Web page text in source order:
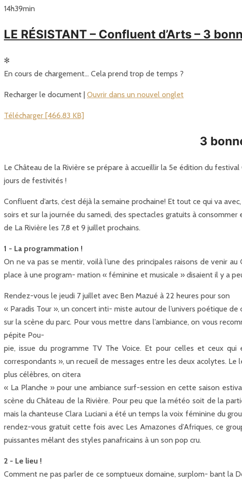
14h39min
LE RÉSISTANT – Confluent d’Arts – 3
✻
En cours de chargement… Cela prend trop de temps ?
Recharger le document | Ouvrir dans un nouvel onglet
Télécharger [466.83 KB]
3
Le Château de la Rivière se prépare à accueillir la 5e édition du
jours de festivités !
Confluent d’arts, c’est déjà la semaine prochaine! Et tout ce qui va
soirs et sur la journée du samedi, des spectacles gratuits à
de La Rivière les 7,8 et 9 juillet prochains.
1 - La programmation !
On ne va pas se mentir, voilà l’une des principales raisons de venir
place à une program- mation « féminine et musicale » disaient il y a
Rendez-vous le jeudi 7 juillet avec Ben Mazué à 22 heures pour son
« Paradis Tour », un concert inti- miste autour de l’univers poétique
sur la scène du parc. Pour vous mettre dans l’ambiance, on vous
pépite Pou-
pie, issue du programme TV The Voice. Et pour celles et ceux
correspondants », un recueil de messages entre les deux acolytes.
plus célèbres, on citera
« La Planche » pour une ambiance surf-session en cette saison
scène du Château de la Rivière. Pour peu que la météo soit de la
mais la chanteuse Clara Luciani a été un temps la voix féminine du
rendez-vous gratuit cette fois avec Les Amazones d’Afriques, ce
puissantes mêlant des styles panafricains à un son pop cru.
2 - Le lieu !
Comment ne pas parler de ce somptueux domaine, surplom- bant la